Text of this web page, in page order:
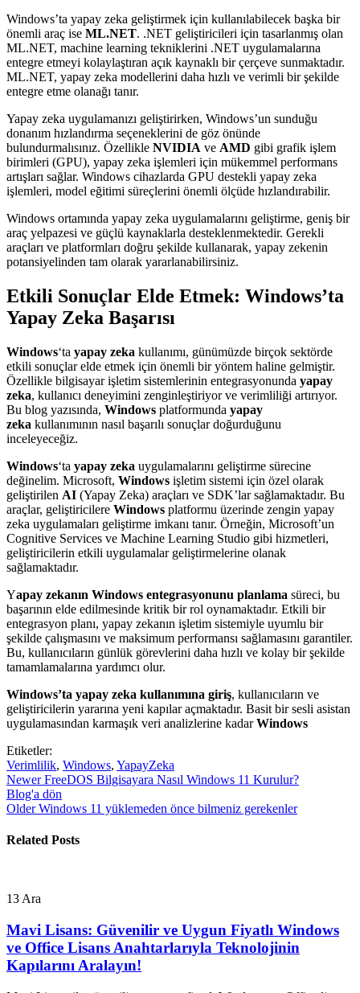
Windows’ta yapay zeka geliştirmek için kullanılabilecek başka bir
önemli araç ise ML.NET. .NET geliştiricileri için tasarlanmış olan
ML.NET, machine learning tekniklerini .NET uygulamalarına
entegre etmeyi kolaylaştıran açık kaynaklı bir çerçeve sunmaktadır.
ML.NET, yapay zeka modellerini daha hızlı ve verimli bir şekilde
entegre etme olanağı tanır.
Yapay zeka uygulamanızı geliştirirken, Windows’un sunduğu
donanım hızlandırma seçeneklerini de göz önünde
bulundurmalısınız. Özellikle NVIDIA ve AMD gibi grafik işlem
birimleri (GPU), yapay zeka işlemleri için mükemmel performans
artışları sağlar. Windows cihazlarda GPU destekli yapay zeka
işlemleri, model eğitimi süreçlerini önemli ölçüde hızlandırabilir.
Windows ortamında yapay zeka uygulamalarını geliştirme, geniş bir
araç yelpazesi ve güçlü kaynaklarla desteklenmektedir. Gerekli
araçları ve platformları doğru şekilde kullanarak, yapay zekenin
potansiyelinden tam olarak yararlanabilirsiniz.
Etkili Sonuçlar Elde Etmek: Windows’ta
Yapay Zeka Başarısı
Windows‘ta yapay zeka kullanımı, günümüzde birçok sektörde
etkili sonuçlar elde etmek için önemli bir yöntem haline gelmiştir.
Özellikle bilgisayar işletim sistemlerinin entegrasyonunda yapay
zeka, kullanıcı deneyimini zenginleştiriyor ve verimliliği artırıyor.
Bu blog yazısında, Windows platformunda yapay
zeka kullanımının nasıl başarılı sonuçlar doğurduğunu
inceleyeceğiz.
Windows‘ta yapay zeka uygulamalarını geliştirme sürecine
değinelim. Microsoft, Windows işletim sistemi için özel olarak
geliştirilen AI (Yapay Zeka) araçları ve SDK’lar sağlamaktadır. Bu
araçlar, geliştiricilere Windows platformu üzerinde zengin yapay
zeka uygulamaları geliştirme imkanı tanır. Örneğin, Microsoft’un
Cognitive Services ve Machine Learning Studio gibi hizmetleri,
geliştiricilerin etkili uygulamalar geliştirmelerine olanak
sağlamaktadır.
Yapay zekanın Windows entegrasyonunu planlama süreci, bu
başarının elde edilmesinde kritik bir rol oynamaktadır. Etkili bir
entegrasyon planı, yapay zekanın işletim sistemiyle uyumlu bir
şekilde çalışmasını ve maksimum performansı sağlamasını garantiler.
Bu, kullanıcıların günlük görevlerini daha hızlı ve kolay bir şekilde
tamamlamalarına yardımcı olur.
Windows’ta yapay zeka kullanımına giriş, kullanıcıların ve
geliştiricilerin yararına yeni kapılar açmaktadır. Basit bir sesli asistan
uygulamasından karmaşık veri analizlerine kadarWindows
Etiketler:
Verimlilik, Windows, YapayZeka
Newer FreeDOS Bilgisayara Nasıl Windows 11 Kurulur?
Blog'a dön
Older Windows 11 yüklemeden önce bilmeniz gerekenler
Related Posts
13Ara
Mavi Lisans: Güvenilir ve Uygun Fiyatlı Windows
ve Office Lisans Anahtarlarıyla Teknolojinin
Kapılarını Aralayın!